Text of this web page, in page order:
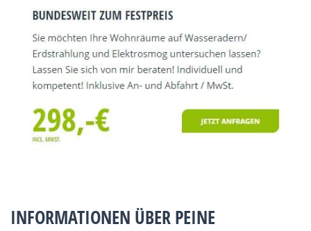
INFORMATIONEN ÜBER PEINE